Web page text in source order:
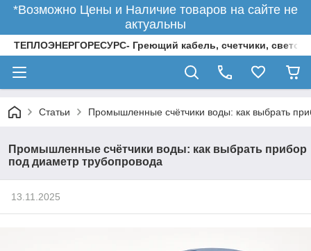
*Возможно Цены и Наличие товаров на сайте не
актуальны
ТЕПЛОЭНЕРГОРЕСУРС- Греющий кабель, счетчики,
Статьи Промышленные счётчики воды: как выбрать
Промышленные счётчики воды: как выбрать прибор
под диаметр трубопровода
13.11.2025